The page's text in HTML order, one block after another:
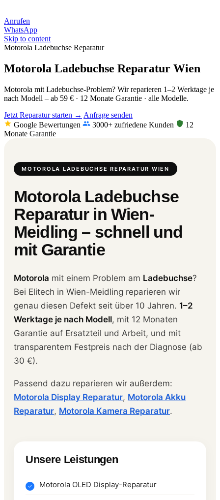
Anrufen
WhatsApp
Skip to content
Motorola Ladebuchse Reparatur
Motorola Ladebuchse Reparatur Wien
Motorola mit Ladebuchse-Problem? Wir reparieren 1–2 Werktage je
nach Modell – ab 59 € · 12 Monate Garantie · alle Modelle.
Jetzt Reparatur starten → Anfrage senden
Google Bewertungen
3000+ zufriedene Kunden
12
Monate Garantie
MOTOROLA LADEBUCHSE REPARATUR WIEN
Motorola Ladebuchse
Reparatur in Wien-
Meidling – schnell und
mit Garantie
Motorola mit einem Problem am Ladebuchse?
Bei Elitech in Wien-Meidling reparieren wir
genau diesen Defekt seit über 10 Jahren. 1–2
Werktage je nach Modell, mit 12 Monaten
Garantie auf Ersatzteil und Arbeit, und mit
transparentem Festpreis nach der Diagnose (ab
30 €).
Passend dazu reparieren wir außerdem:
Motorola Display Reparatur, Motorola Akku
Reparatur, Motorola Kamera Reparatur.
Unsere Leistungen
Motorola OLED Display-Reparatur